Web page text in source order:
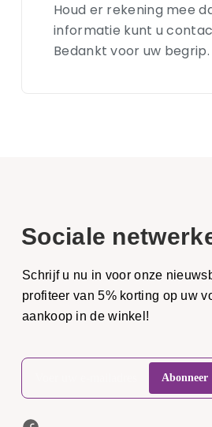
Houd er rekening mee
informatie kunt u
Bedankt voor uw begrip.
Sociale
Schrijf u nu in voor onze
profiteer van 5% korting op uw
aankoop in de winkel!